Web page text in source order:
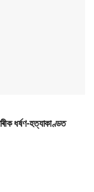
ধৰ্ষণ-হত্যাকাণ্ডত